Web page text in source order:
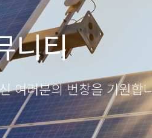
니티
여러분의 번창을 기원합